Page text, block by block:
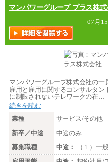
マンパワーグループ プラス株
07月
マンパワーグループ株式会社の一
雇用と雇用に関するコンサルタ
に制限されないテレワークの在…
続きを読む
業種
サービス/その他
新卒／中途
中途のみ
募集職種
中途：
（１）一